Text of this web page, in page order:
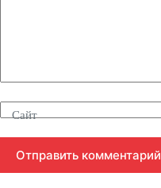
Сайт
Отправить комментарий